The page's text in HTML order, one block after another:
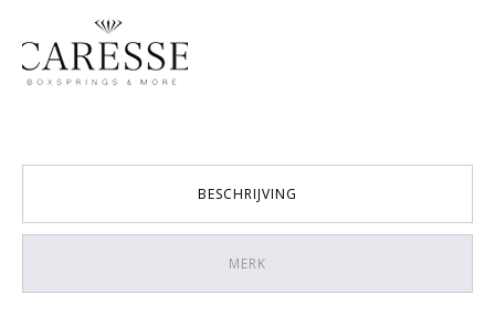
BESCHRIJVING
MERK